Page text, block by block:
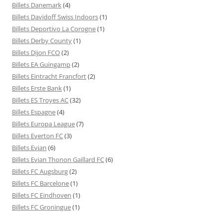
Billets Danemark(4)
Billets Davidoff Swiss Indoors(1)
Billets Deportivo La Corogne(1)
Billets Derby County(1)
Billets Dijon FCO(2)
Billets EA Guingamp(2)
Billets Eintracht Francfort(2)
Billets Erste Bank(1)
Billets ES Troyes AC(32)
Billets Espagne(4)
Billets Europa League(7)
Billets Everton FC(3)
Billets Evian (6)
Billets Evian Thonon Gaillard FC(6)
Billets FC Augsburg(2)
Billets FC Barcelone(1)
Billets FC Eindhoven (1)
Billets FC Groningue(1)